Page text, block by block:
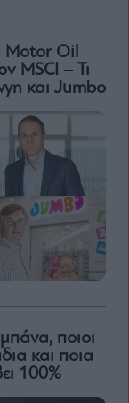
Motor Oil
MSCI – Τι
και Jumbo
ποιοι
και ποια
100%